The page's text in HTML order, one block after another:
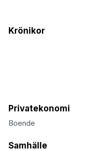
Krönikor
Privatekonomi
Boende
Samhälle